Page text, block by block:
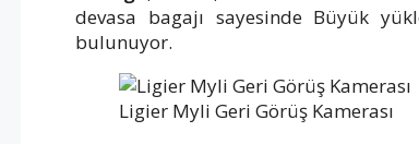
devasa bagajı sayesinde Büyük
bulunuyor.
Ligier Myli Geri Görüş Kamerası